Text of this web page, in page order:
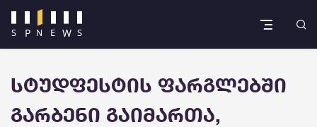
სტუდფესტის ფარგლებში
გარბენი გაიმართა,